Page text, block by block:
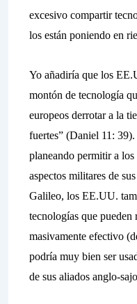
excesivo compartir
los están poniendo en
Yo añadiría que los
montón de tecnología
europeos derrotar a la
fuertes” (Daniel 11:
planeando permitir a
aspectos militares de
Galileo, los EE.UU.
tecnologías que pueden
masivamente efectivo
podría muy bien ser
de sus aliados anglo-